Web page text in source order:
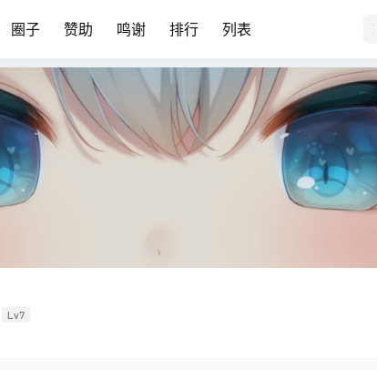
圈子 赞助 鸣谢 排行 列表
Lv7